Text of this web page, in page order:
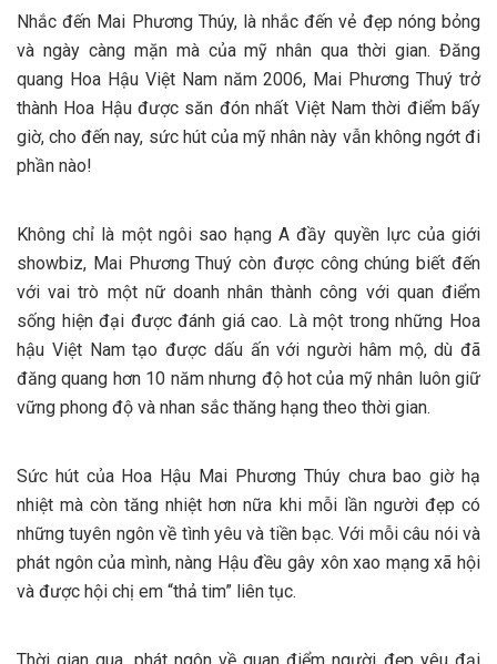
Nhắc đến Mai Phương Thúy, là nhắc đến vẻ đẹp nóng bỏng
và ngày càng mặn mà của mỹ nhân qua thời gian. Đăng
quang Hoa Hậu Việt Nam năm 2006, Mai Phương Thuý trở
thành Hoa Hậu được săn đón nhất Việt Nam thời điểm bấy
giờ, cho đến nay, sức hút của mỹ nhân này vẫn không ngớt đi
phần nào!
Không chỉ là một ngôi sao hạng A đầy quyền lực của giới
showbiz, Mai Phương Thuý còn được công chúng biết đến
với vai trò một nữ doanh nhân thành công với quan điểm
sống hiện đại được đánh giá cao. Là một trong những Hoa
hậu Việt Nam tạo được dấu ấn với người hâm mộ, dù đã
đăng quang hơn 10 năm nhưng độ hot của mỹ nhân luôn giữ
vững phong độ và nhan sắc thăng hạng theo thời gian.
Sức hút của Hoa Hậu Mai Phương Thúy chưa bao giờ hạ
nhiệt mà còn tăng nhiệt hơn nữa khi mỗi lần người đẹp có
những tuyên ngôn về tình yêu và tiền bạc. Với mỗi câu nói và
phát ngôn của mình, nàng Hậu đều gây xôn xao mạng xã hội
và được hội chị em “thả tim” liên tục.